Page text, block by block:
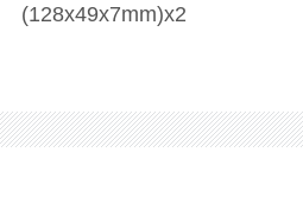
(128x49x7mm)x2